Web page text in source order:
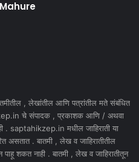
, लेखांतील आणि पत्रांतील मते संबंधित
चे संपादक , प्रकाशक आणि / अथवा
. saptahikzep.in मधील जाहिराती या
असतात . बातमी , लेख व जाहिरातीतील
शकत नाही . बातमी , लेख व जाहिरातीतून